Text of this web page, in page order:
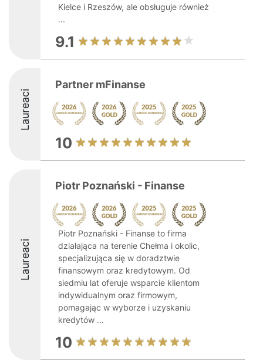
Kielce i Rzeszów, ale obsługuje również
...
9.1
Laureaci
Partner mFinanse
10
Laureaci
Piotr Poznański - Finanse
Piotr Poznański - Finanse to firma
działająca na terenie Chełma i okolic,
specjalizująca się w doradztwie
finansowym oraz kredytowym. Od
siedmiu lat oferuje wsparcie klientom
indywidualnym oraz firmowym,
pomagając w wyborze i uzyskaniu
kredytów ...
10